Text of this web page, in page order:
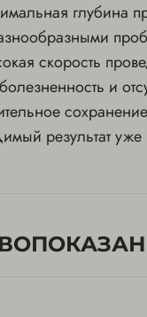
глубина
скорость
и
результат